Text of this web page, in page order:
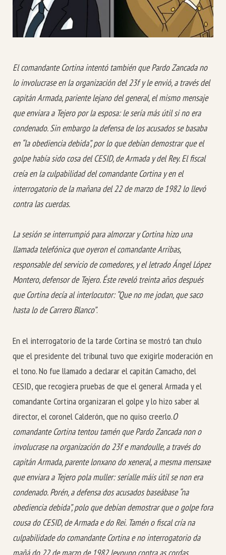
El comandante Cortina intentó también que Pardo Zancada no
lo involucrase en la organización del 23f y le envió, a través del
capitán Armada, pariente lejano del general, el mismo mensaje
que enviara a Tejero por la esposa: le sería más útil si no era
condenado. Sin embargo la defensa de los acusados se basaba
en “la obediencia debida”, por lo que debían demostrar que el
golpe había sido cosa del CESID, de Armada y del Rey. El fiscal
creía en la culpabilidad del comandante Cortina y en el
interrogatorio de la mañana del 22 de marzo de 1982 lo llevó
contra las cuerdas.
La sesión se interrumpió para almorzar y Cortina hizo una
llamada telefónica que oyeron el comandante Arribas,
responsable del servicio de comedores, y el letrado Ángel López
Montero, defensor de Tejero. Éste reveló treinta años después
que Cortina decía al interlocutor: “Que no me jodan, que saco
hasta lo de Carrero Blanco”.
En el interrogatorio de la tarde Cortina se mostró tan chulo
que el presidente del tribunal tuvo que exigirle moderación en
el tono. No fue llamado a declarar el capitán Camacho, del
CESID, que recogiera pruebas de que el general Armada y el
comandante Cortina organizaran el golpe y lo hizo saber al
director, el coronel Calderón, que no quiso creerlo.O
comandante Cortina tentou tamén que Pardo Zancada non o
involucrase na organización do 23f e mandoulle, a través do
capitán Armada, parente lonxano do xeneral, a mesma mensaxe
que enviara a Tejero pola muller: seríalle máis útil se non era
condenado. Porén, a defensa dos acusados baseábase “na
obediencia debida”, polo que debían demostrar que o golpe fora
cousa do CESID, de Armada e do Rei. Tamén o fiscal cría na
culpabilidade do comandante Cortina e no interrogatorio da
mañá do 22 de marzo de 1982 levouno contra as cordas.